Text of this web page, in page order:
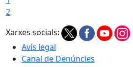
2
Xarxes socials:
Avís legal
Canal de Denúncies